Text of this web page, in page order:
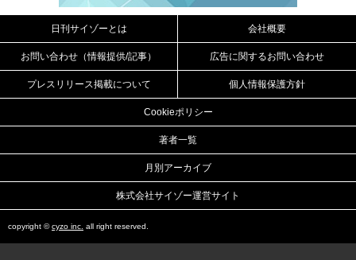
日刊サイゾーとは 会社概要
お問い合わせ（情報提供/記事） 広告に関するお問い合わせ
プレスリリース掲載について 個人情報保護方針
Cookieポリシー
著者一覧
月別アーカイブ
株式会社サイゾー運営サイト
copyright ©cyzo inc. all right reserved.